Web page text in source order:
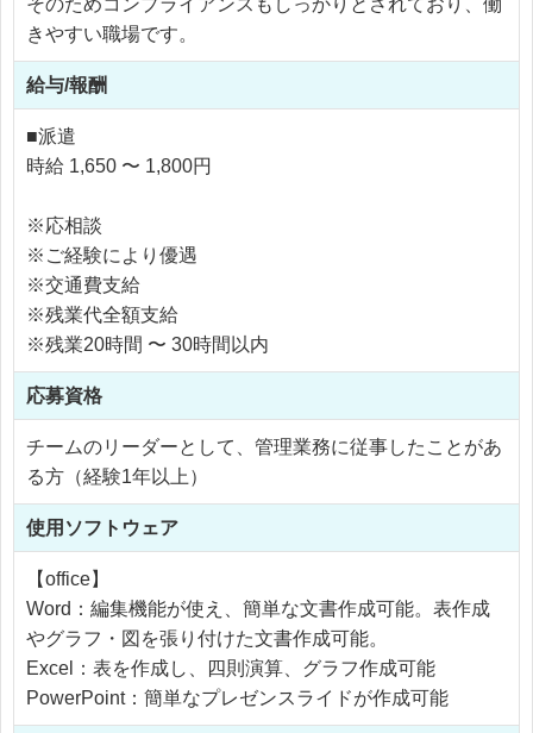
そのためコンプライアンスもしっかりとされており、働
きやすい職場です。
給与/報酬
■派遣
時給 1,650 〜 1,800円
※応相談
※ご経験により優遇
※交通費支給
※残業代全額支給
※残業20時間 〜 30時間以内
応募資格
チームのリーダーとして、管理業務に従事したことがあ
る方（経験1年以上）
使用 ソフトウェア
【office】
Word：編集機能が使え、簡単な文書作成可能。表作成
やグラフ・図を張り付けた文書作成可能。
Excel：表を作成し、四則演算、グラフ作成可能
PowerPoint：簡単なプレゼンスライドが作成可能